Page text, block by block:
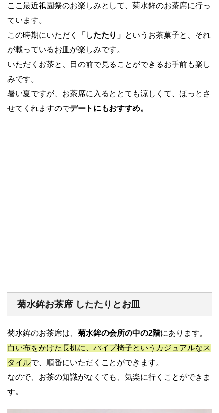
ここ最近祇園祭のお楽しみとして、菊水鉾のお茶席に行っ
ています。
この時期にいただく
「したたり」 というお茶菓子と、それ
が載っているお皿が楽しみです。
いただくお茶と、目の前で見ることができるお手前も楽し
みです。
暑い夏ですが、お茶席に入るととても涼しくて、ほっとさ
せてくれますのでデートにもおすすめ。
菊水鉾お茶席 したたりとお皿
菊水鉾のお茶席は、 菊水鉾の会所の中の2階にあります。
白い布をかけた長机に、パイプ椅子というカジュアルなス
タイルで、順番にいただくことができます。
なので、お茶の知識がなくても、気楽に行くことができま
す。